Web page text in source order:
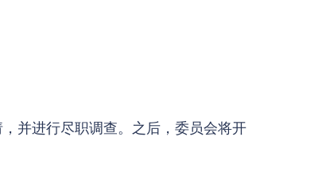
并进行尽职调查。之后，委员会将开